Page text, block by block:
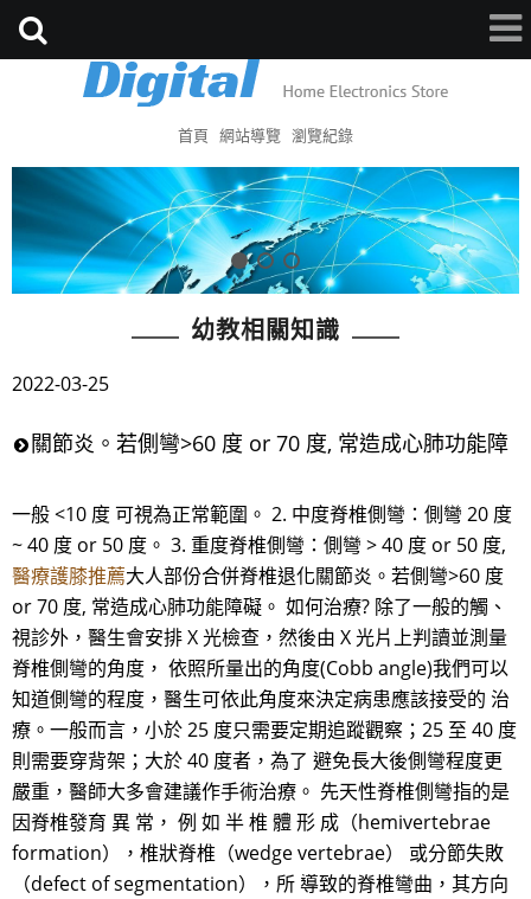
首頁 網站導覽 瀏覽紀錄
幼教相關知識
2022-03-25
關節炎。若側彎>60 度 or 70 度, 常造成心肺功能障
一般 <10 度 可視為正常範圍。 2. 中度脊椎側彎：側彎 20 度
~ 40 度 or 50 度。 3. 重度脊椎側彎：側彎 > 40 度 or 50 度,
醫療護膝推薦大人部份合併脊椎退化關節炎。若側彎>60 度
or 70 度, 常造成心肺功能障礙。 如何治療? 除了一般的觸、
視診外，醫生會安排 X 光檢查，然後由 X 光片上判讀並測量
脊椎側彎的角度， 依照所量出的角度(Cobb angle)我們可以
知道側彎的程度，醫生可依此角度來決定病患應該接受的 治
療。一般而言，小於 25 度只需要定期追蹤觀察；25 至 40 度
則需要穿背架；大於 40 度者，為了 避免長大後側彎程度更
嚴重，醫師大多會建議作手術治療。 先天性脊椎側彎指的是
因脊椎發育 異 常， 例 如 半 椎 體 形 成（hemivertebrae
formation），椎狀脊椎（wedge vertebrae） 或分節失敗
（defect of segmentation），所 導致的脊椎彎曲，其方向